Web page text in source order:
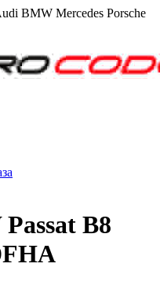
BMW Mercedes Porsche
B8